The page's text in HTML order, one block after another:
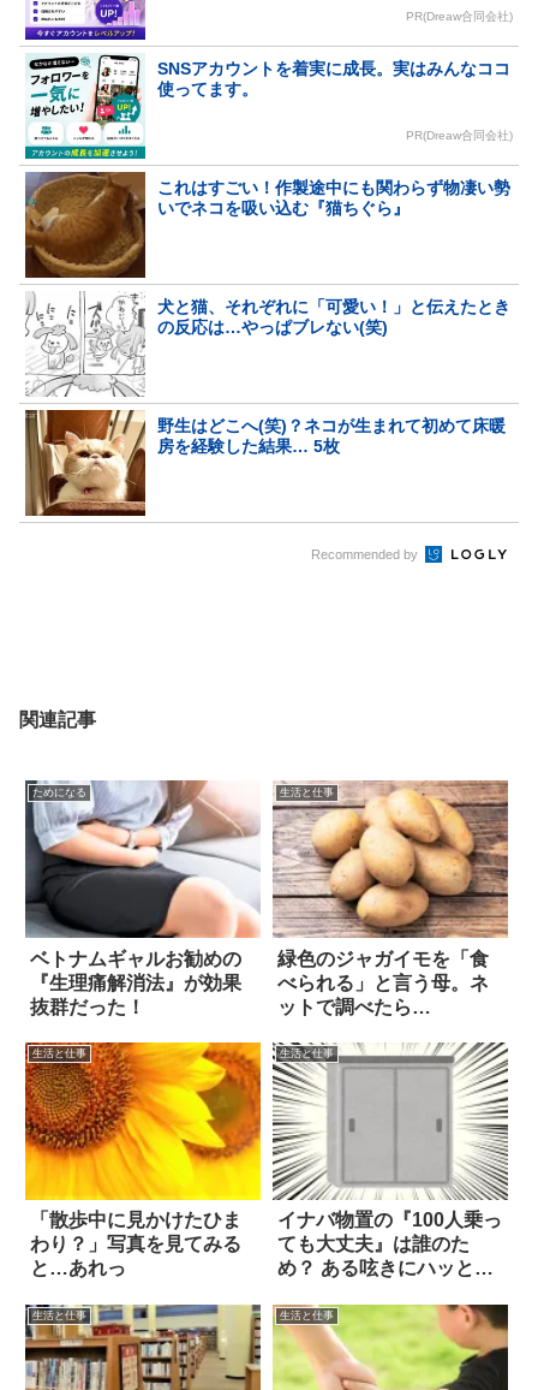
PR(Dreaw合同会社)
SNSアカウントを着実に成長。実はみんなココ
使ってます。
PR(Dreaw合同会社)
これはすごい！作製途中にも関わらず物凄い勢
いでネコを吸い込む『猫ちぐら』
犬と猫、それぞれに「可愛い！」と伝えたとき
の反応は…やっぱブレない(笑)
野生はどこへ(笑)？ネコが生まれて初めて床暖
房を経験した結果… 5枚
Recommended by
関連記事
ためになる
ベトナムギャルお勧めの
『生理痛解消法』が効果
抜群だった！
生活と仕事
緑色のジャガイモを「食
べられる」と言う母。ネ
ットで調べたら…
生活と仕事
「散歩中に見かけたひま
わり？」写真を見てみる
と…あれっ
生活と仕事
イナバ物置の『100人乗っ
ても大丈夫』は誰のた
め？ ある呟きにハッとし
生活と仕事 生活と仕事